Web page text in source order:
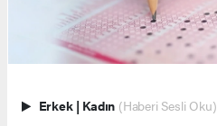
Erkek | Kadın (Haberi Sesli Oku)